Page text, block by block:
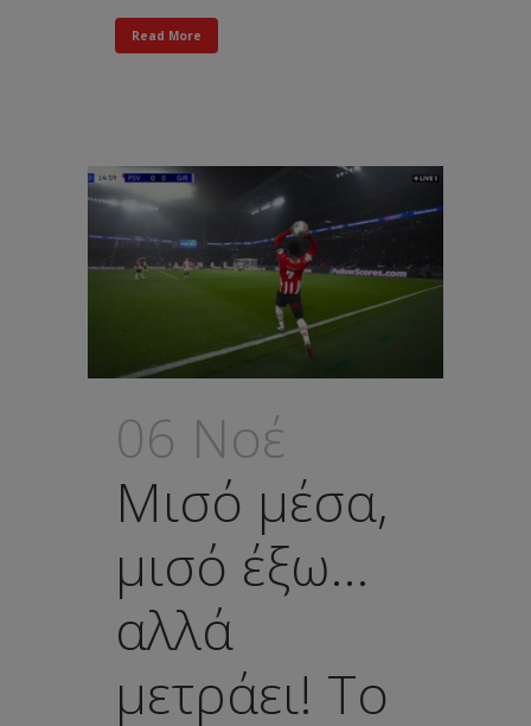
Read More
06 Νοέ
Μισό μέσα,
μισό έξω…
αλλά
μετράει! Το